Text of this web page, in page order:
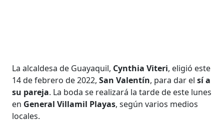
La alcaldesa de Guayaquil, Cynthia Viteri, eligió este
14 de febrero de 2022,San Valentín, para dar elsí a
su pareja. La boda se realizará la tarde de este lunes
en General Villamil Playas, según varios medios
locales.